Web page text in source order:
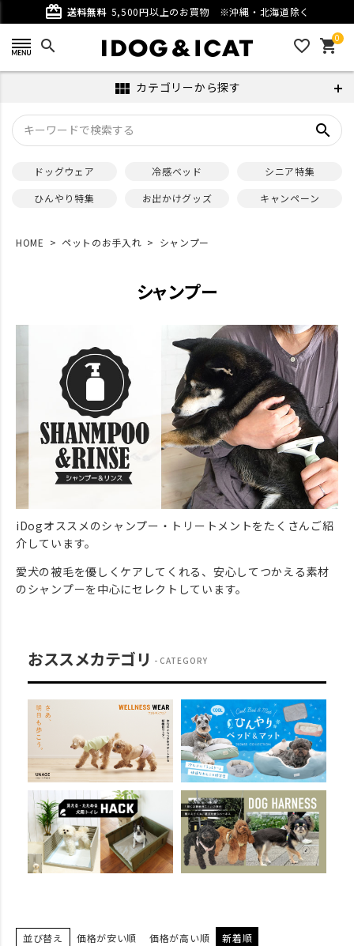
card_giftcard 送料無料 5,500円以上のお買物 ※沖縄・北海道除く
search favorite_outline 0
shopping_cart
view_module カテゴリーから探す
search
ドッグウェア 冷感ベッド
シニア特集
ひんやり特集
お出かけグッズ キャンペーン
HOME ペットのお手入れ シャンプー
シャンプー
iDogオススメのシャンプー・トリートメントをたくさんご紹
介しています。
愛犬の被毛を優しくケアしてくれる、安心してつかえる素材
のシャンプーを中心にセレクトしています。
おススメカテゴリ CATEGORY
並び替え 価格が安い順 価格が高い順 新着順